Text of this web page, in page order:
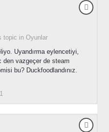
topic in Oyunlar
Uyandırma eylencetiyi,
den vazgeçer de steam
bu? Duckfoodlandınız.
1